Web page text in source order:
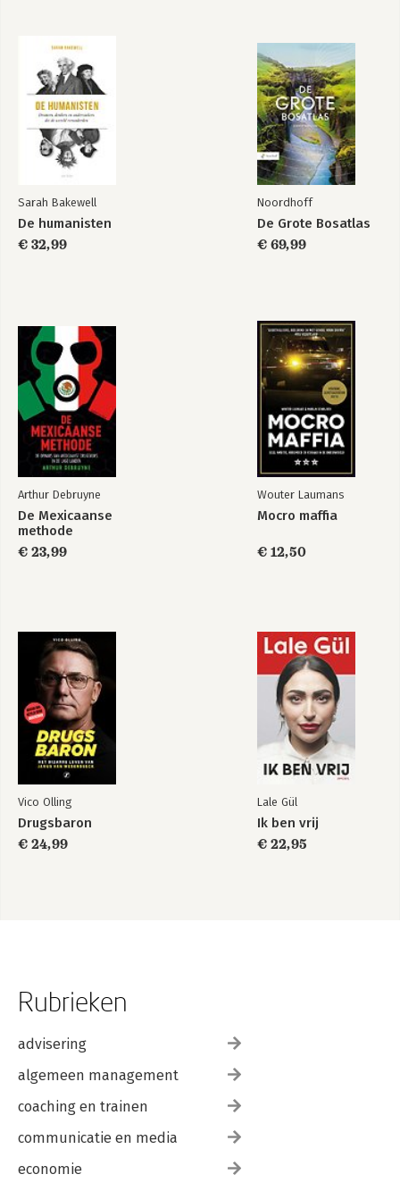
Sarah Bakewell
De humanisten
€ 32,99
Noordhoff
De Grote Bosatlas
€ 69,99
Arthur Debruyne
De Mexicaanse
methode
€ 23,99
Wouter Laumans
Mocro maffia
€ 12,50
Vico Olling
Drugsbaron
€ 24,99
Lale Gül
Ik ben vrij
€ 22,95
Rubrieken
advisering
algemeen management
coaching en trainen
communicatie en media
economie